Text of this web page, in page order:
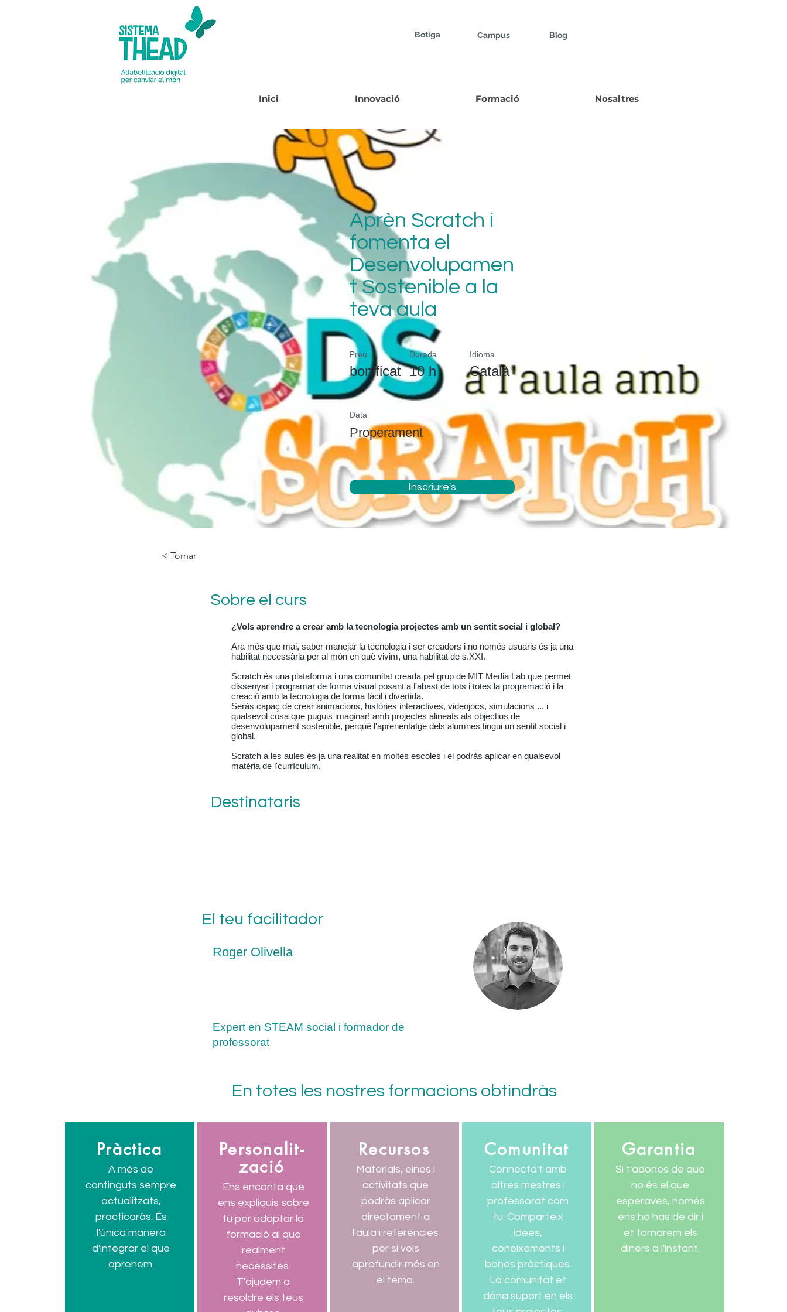
Botiga Campus Blog
Inici Innovació Formació Nosaltres
Aprèn Scratch i
fomenta el
Desenvolupamen
t Sostenible a la
teva aula
Preu Durada
bonificat 10 h
Idioma
Català
Data
Properament
Inscriure's
< Tornar
Sobre el curs
¿Vols aprendre a crear amb la tecnologia projectes amb un sentit social i global?
Ara més que mai, saber manejar la tecnologia i ser creadors i no només usuaris és ja una
habilitat necessària per al món en què vivim, una habilitat de s.XXI.
Scratch és una plataforma i una comunitat creada pel grup de MIT Media Lab que permet
dissenyar i programar de forma visual posant a l'abast de tots i totes la programació i la
creació amb la tecnologia de forma fàcil i divertida.
Seràs capaç de crear animacions, històries interactives, videojocs, simulacions ... i
qualsevol cosa que puguis imaginar! amb projectes alineats als objectius de
desenvolupament sostenible, perquè l'aprenentatge dels alumnes tingui un sentit social i
global.
Scratch a les aules és ja una realitat en moltes escoles i el podràs aplicar en qualsevol
matèria de l'currículum.
Destinataris
El teu facilitador
Roger Olivella
Expert en STEAM social i formador de
professorat
En totes les nostres formacions obtindràs
Pràctica
A més de
continguts sempre
actualitzats,
practicaràs. És
l'única manera
d'integrar el que
aprenem.
Personalit-
zació
Ens encanta que
ens expliquis sobre
tu per adaptar la
formació al que
realment
necessites.
T'ajudem a
resoldre els teus
Recursos
Materials, eines i
activitats que
podràs aplicar
directament a
l'aula i referències
per si vols
aprofundir més en
el tema.
Comunitat
Connecta't amb
altres mestres i
professorat com
tu. Comparteix
idees,
coneixements i
bones pràctiques.
La comunitat et
dóna suport en els
Garantia
Si t'adones de que
no és el que
esperaves, només
ens ho has de dir i
et tornarem els
diners a l'instant.